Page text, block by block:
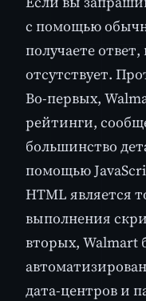
с помощью
получаете
отсутствует.
Во-первых,
рейтинги,
большинство
помощью
HTML является
выполнения
вторых, Walmart
дата-центров и